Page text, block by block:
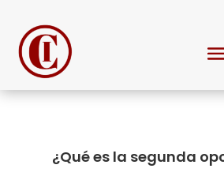
¿Qué es la segunda